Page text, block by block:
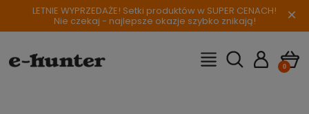
LETNIE WYPRZEDAŻE! Setki produktów w SUPER CENACH!
Nie czekaj - najlepsze okazje szybko znikają! ×